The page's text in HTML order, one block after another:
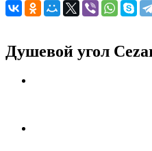
Душевой угол